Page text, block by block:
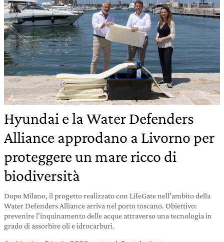
Hyundai e la Water Defenders
Alliance approdano a Livorno per
proteggere un mare ricco di
biodiversità
Dopo Milano, il progetto realizzato con LifeGate nell’ambito della
Water Defenders Alliance arriva nel porto toscano. Obiettivo:
prevenire l’inquinamento delle acque attraverso una tecnologia in
grado di assorbire oli e idrocarburi.